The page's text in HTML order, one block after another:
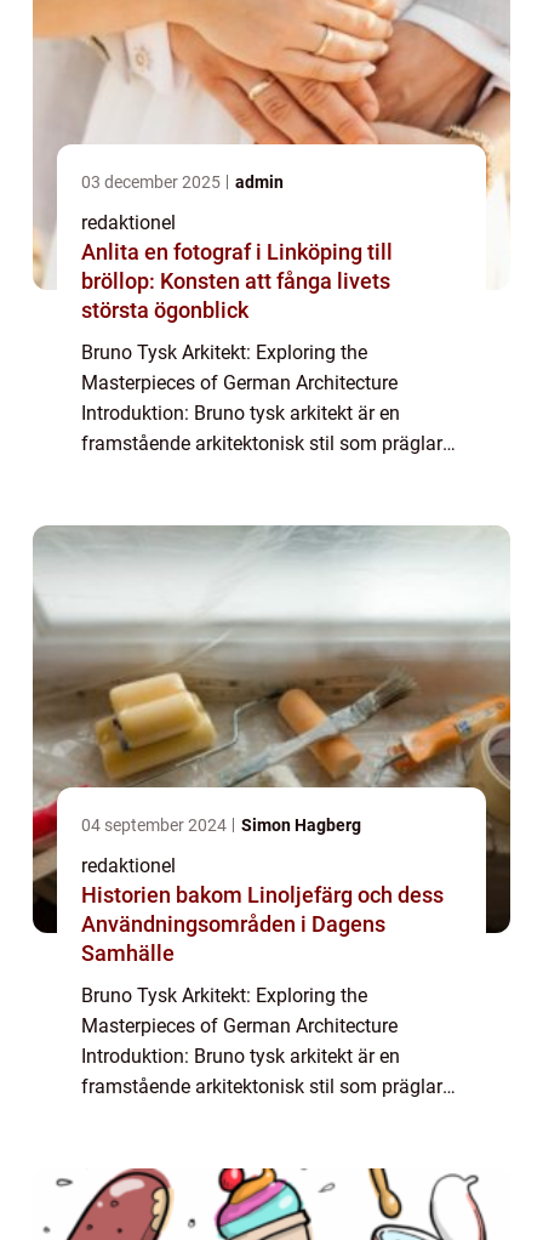
03 december 2025 admin
redaktionel
Anlita en fotograf i Linköping till
bröllop: Konsten att fånga livets
största ögonblick
Bruno Tysk Arkitekt: Exploring the
Masterpieces of German Architecture
Introduktion: Bruno tysk arkitekt är en
framstående arkitektonisk stil som präglar
04 september 2024 Simon Hagberg
redaktionel
Historien bakom Linoljefärg och dess
Användningsområden i Dagens
Samhälle
Bruno Tysk Arkitekt: Exploring the
Masterpieces of German Architecture
Introduktion: Bruno tysk arkitekt är en
framstående arkitektonisk stil som präglar
har bidrag...